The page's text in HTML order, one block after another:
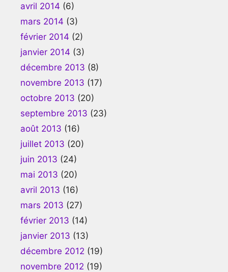
avril 2014 (6)
mars 2014 (3)
février 2014 (2)
janvier 2014 (3)
décembre 2013 (8)
novembre 2013 (17)
octobre 2013 (20)
septembre 2013 (23)
août 2013 (16)
juillet 2013 (20)
juin 2013 (24)
mai 2013 (20)
avril 2013 (16)
mars 2013 (27)
février 2013 (14)
janvier 2013 (13)
décembre 2012 (19)
novembre 2012 (19)